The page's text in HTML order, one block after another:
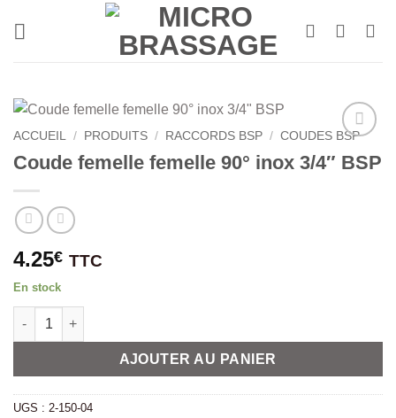
ACCUEIL / PRODUITS / RACCORDS BSP / COUDES BSP
Coude femelle femelle 90° inox 3/4″ BSP
4.25€ TTC
En stock
quantité de Coude femelle femelle 90° inox 3/4" BSP
AJOUTER AU PANIER
Alternative:
UGS : 2-150-04